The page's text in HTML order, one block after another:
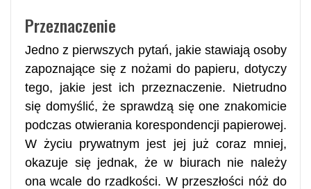
Przeznaczenie
Jedno z pierwszych pytań, jakie stawiają osoby
zapoznające się z nożami do papieru, dotyczy
tego, jakie jest ich przeznaczenie. Nietrudno
się domyślić, że sprawdzą się one znakomicie
podczas otwierania korespondencji papierowej.
W życiu prywatnym jest jej już coraz mniej,
okazuje się jednak, że w biurach nie należy
ona wcale do rzadkości. W przeszłości nóż do